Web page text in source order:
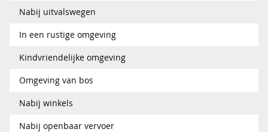
Nabij uitvalswegen
In een rustige omgeving
Kindvriendelijke omgeving
Omgeving van bos
Nabij winkels
Nabij openbaar vervoer